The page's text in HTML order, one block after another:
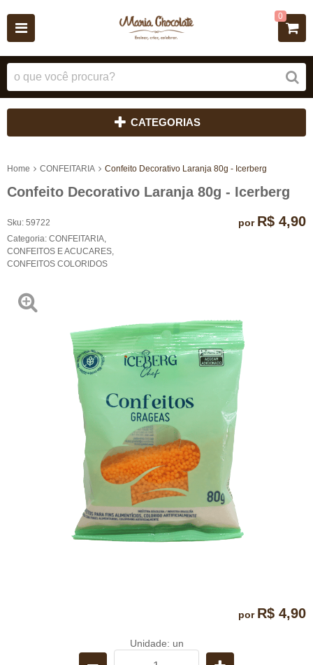
0
CATEGORIAS
Home CONFEITARIA Confeito Decorativo Laranja 80g - Icerberg
Confeito Decorativo Laranja 80g - Icerberg
Sku: 59722
Categoria: CONFEITARIA
CONFEITOS E ACUCARES
CONFEITOS COLORIDOS
por R$ 4,90
por R$ 4,90
Unidade: un